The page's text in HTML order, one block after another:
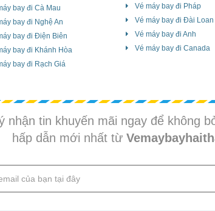
bay đi Cà Mau
bay đi Nghệ An
bay đi Điện Biên
bay đi Khánh Hòa
bay đi Rạch Giá
Vé máy bay đi Pháp
Vé máy bay đi Đài Loan
Vé máy bay đi Anh
Vé máy bay đi Canada
nhận tin khuyến mãi ngay để không
hấp dẫn mới nhất từ